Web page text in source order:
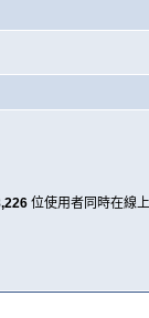
位使用者同時在線上